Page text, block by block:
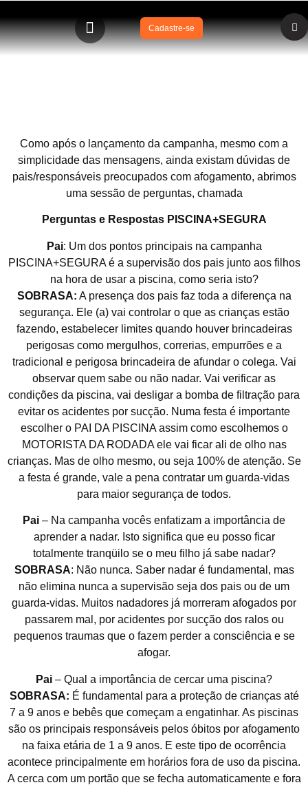
Cadastre-se
Perguntas e Respostas PISCINA+SEGURA
Como após o lançamento da campanha, mesmo com a
simplicidade das mensagens, ainda existam dúvidas de
pais/responsáveis preocupados com afogamento, abrimos
uma sessão de perguntas, chamada
Perguntas e Respostas PISCINA+SEGURA
Pai: Um dos pontos principais na campanha
PISCINA+SEGURA é a supervisão dos pais junto aos filhos
na hora de usar a piscina, como seria isto?
SOBRASA: A presença dos pais faz toda a diferença na
segurança. Ele (a) vai controlar o que as crianças estão
fazendo, estabelecer limites quando houver brincadeiras
perigosas como mergulhos, correrias, empurrões e a
tradicional e perigosa brincadeira de afundar o colega. Vai
observar quem sabe ou não nadar. Vai verificar as
condições da piscina, vai desligar a bomba de filtração para
evitar os acidentes por sucção. Numa festa é importante
escolher o PAI DA PISCINA assim como escolhemos o
MOTORISTA DA RODADA ele vai ficar ali de olho nas
crianças. Mas de olho mesmo, ou seja 100% de atenção. Se
a festa é grande, vale a pena contratar um guarda-vidas
para maior segurança de todos.
Pai – Na campanha vocês enfatizam a importância de
aprender a nadar. Isto significa que eu posso ficar
totalmente tranqüilo se o meu filho já sabe nadar?
SOBRASA: Não nunca. Saber nadar é fundamental, mas
não elimina nunca a supervisão seja dos pais ou de um
guarda-vidas. Muitos nadadores já morreram afogados por
passarem mal, por acidentes por sucção dos ralos ou
pequenos traumas que o fazem perder a consciência e se
afogar.
Pai – Qual a importância de cercar uma piscina?
SOBRASA: É fundamental para a proteção de crianças até
7 a 9 anos e bebês que começam a engatinhar. As piscinas
são os principais responsáveis pelos óbitos por afogamento
na faixa etária de 1 a 9 anos. E este tipo de ocorrência
acontece principalmente em horários fora de uso da piscina.
A cerca com um portão que se fecha automaticamente e fora